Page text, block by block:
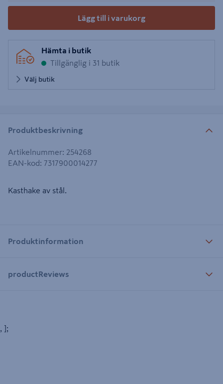
Lägg till i varukorg
Hämta i butik
Tillgänglig i 31 butik
Välj butik
Produktbeskrivning
Artikelnummer: 254268
EAN-kod: 7317900014277
Kasthake av stål.
Produktinformation
productReviews
, ];